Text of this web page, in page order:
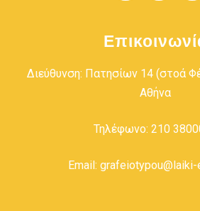
Διεύθυνση: Πατησίων 14 (στοά
Αθήνα
Τηλέφωνο: 210
Email: